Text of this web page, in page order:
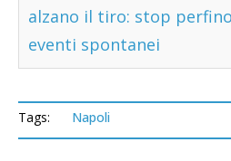
alzano il tiro: stop
eventi spontanei
Tags: Napoli